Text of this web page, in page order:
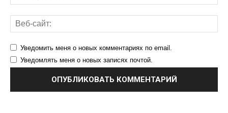
Уведомить меня о новых комментариях по email.
Уведомлять меня о новых записях почтой.